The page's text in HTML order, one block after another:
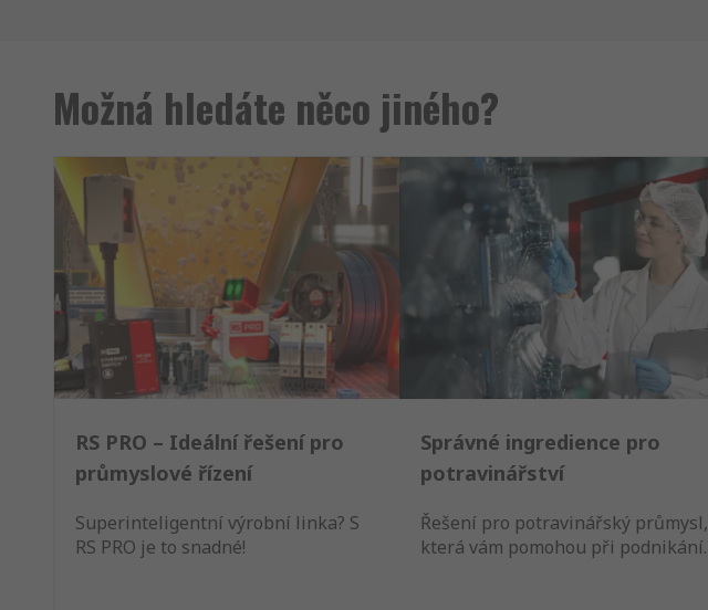
Možná hledáte něco jiného?
RS PRO – Ideální řešení pro
průmyslové řízení
Superinteligentní výrobní linka? S
RS PRO je to snadné!
Správné ingredience pro
potravinářství
Řešení pro potravinářský průmysl,
která vám pomohou při podnikání.